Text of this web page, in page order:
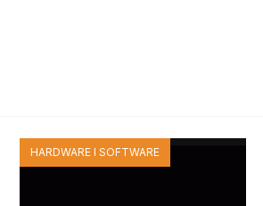
HARDWARE I SOFTWARE